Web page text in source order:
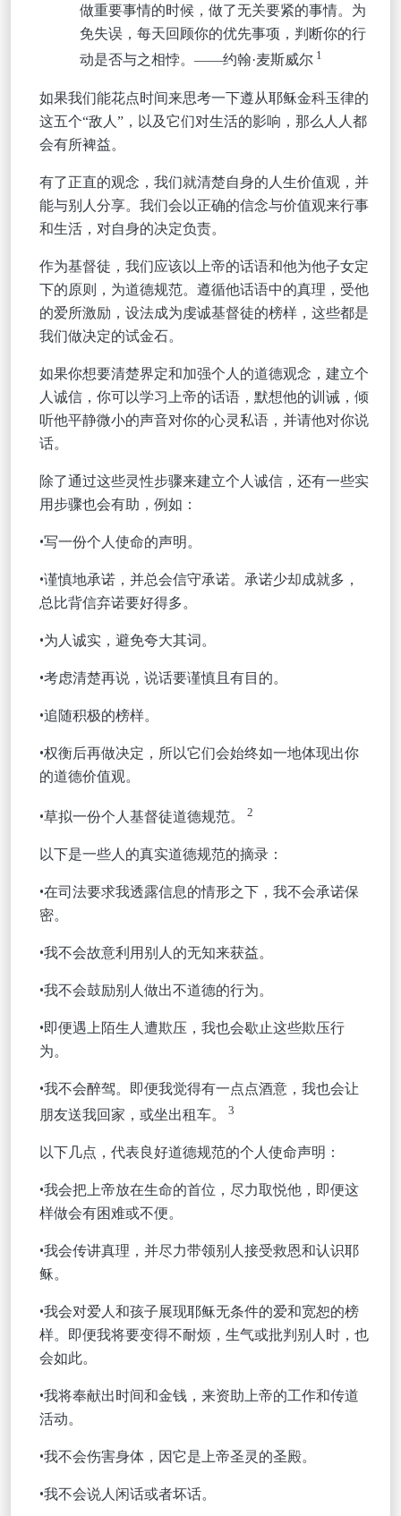
做重要事情的时候， 做了无关要紧的事情。为
免失误，每天回顾你的优先事项，判断你的行
动是否与之相悖。 ——约翰·麦斯威尔 1
如果我们能花点时间来思考一下遵从耶稣金科玉律的
这五个“敌人”，以及它们对生活的影响，那么人人都
会有所裨益。
有了正直的观念，我们就清楚自身的人生价值观，并
能与别人分享。我们会以正确的信念与价值观来行事
和生活，对自身的决定负责。
作为基督徒，我们应该以上帝的话语和他为他子女定
下的原则，为道德规范。遵循他话语中的真理，受他
的爱所激励，设法成为虔诚基督徒的榜样，这些都是
我们做决定的试金石。
如果你想要清楚界定和加强个人的道德观念，建立个
人诚信，你可以学习上帝的话语，默想他的训诫，倾
听他平静微小的声音对你的心灵私语，并请他对你说
话。
除了通过这些灵性步骤来建立个人诚信，还有一些实
用步骤也会有助，例如：
•写一份个人使命的声明。
•谨慎地承诺，并总会信守承诺。承诺少却成就多，
总比背信弃诺要好得多。
•为人诚实，避免夸大其词。
•考虑清楚再说，说话要谨慎且有目的。
•追随积极的榜样。
•权衡后再做决定，所以它们会始终如一地体现出你
的道德价值观。
•草拟一份个人基督徒道德规范。 2
以下是一些人的真实道德规范的摘录：
•在司法要求我透露信息的情形之下，我不会承诺保
密。
•我不会故意利用别人的无知来获益。
•我不会鼓励别人做出不道德的行为。
•即便遇上陌生人遭欺压，我也会歇止这些欺压行
为。
•我不会醉驾。即便我觉得有一点点酒意，我也会让
朋友送我回家，或坐出租车。
3
以下几点，代表良好道德规范的个人使命声明：
•我会把上帝放在生命的首位，尽力取悦他，即便这
样做会有困难或不便。
•我会传讲真理，并尽力带领别人接受救恩和认识耶
稣。
•我会对爱人和孩子展现耶稣无条件的爱和宽恕的榜
样。即便我将要变得不耐烦，生气或批判别人时，也
会如此。
•我将奉献出时间和金钱，来资助上帝的工作和传道
活动。
•我不会伤害身体，因它是上帝圣灵的圣殿。
•我不会说人闲话或者坏话。